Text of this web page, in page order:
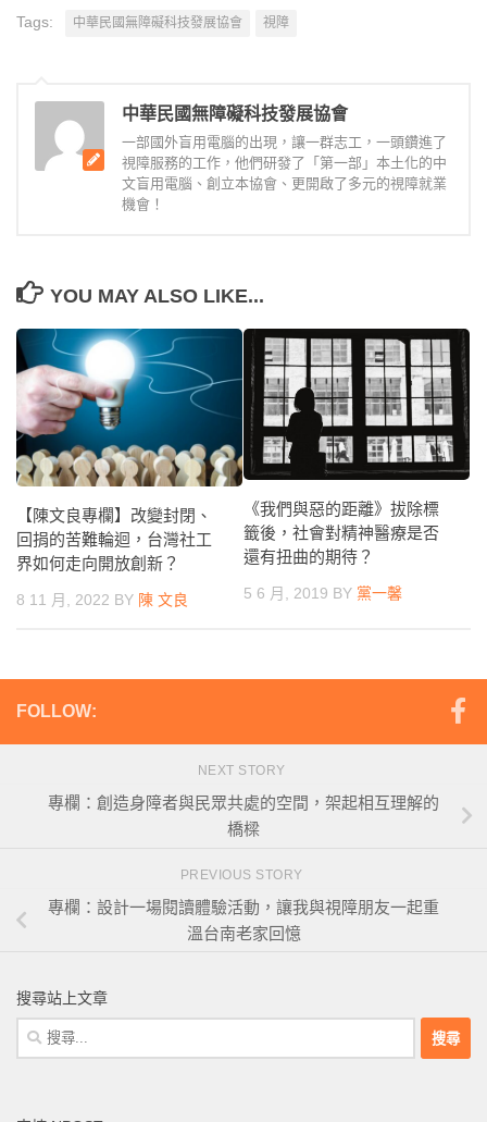
Tags: 中華民國無障礙科技發展協會 視障
中華民國無障礙科技發展協會
一部國外盲用電腦的出現，讓一群志工，一頭鑽進了
視障服務的工作，他們研發了「第一部」本土化的中
文盲用電腦、創立本協會、更開啟了多元的視障就業
機會！
YOU MAY ALSO LIKE...
【陳文良專欄】改變封閉、
回捐的苦難輪迴，台灣社工
界如何走向開放創新？
8 11 月, 2022 BY 陳 文良
《我們與惡的距離》拔除標
籤後，社會對精神醫療是否
還有扭曲的期待？
5 6 月, 2019 BY 黨一馨
FOLLOW:
NEXT STORY
專欄：創造身障者與民眾共處的空間，架起相互理解的
橋樑
PREVIOUS STORY
專欄：設計一場閱讀體驗活動，讓我與視障朋友一起重
溫台南老家回憶
搜尋站上文章
搜
尋